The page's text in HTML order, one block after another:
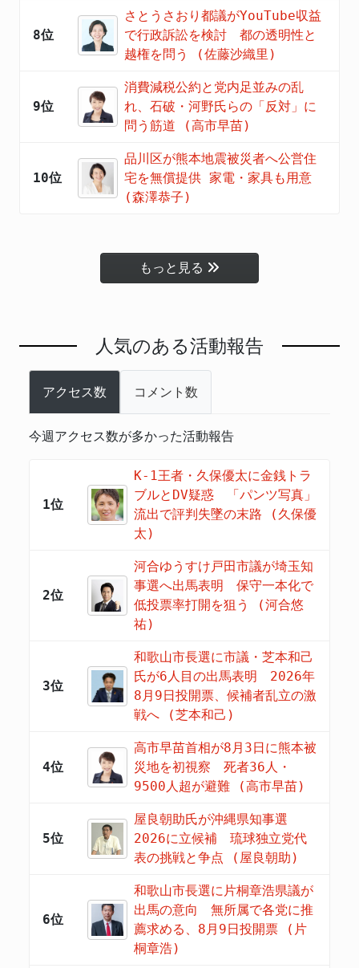
8位
さとうさおり都議がYouTube収益
で行政訴訟を検討 都の透明性と
越権を問う (佐藤沙織里)
9位
消費減税公約と党内足並みの乱
れ、石破・河野氏らの「反対」に
問う筋道 (高市早苗)
10位
品川区が熊本地震被災者へ公営住
宅を無償提供 家電・家具も用意
(森澤恭子)
もっと見る
人気のある活動報告
アクセス数 コメント数
今週アクセス数が多かった活動報告
1位
K-1王者・久保優太に金銭トラ
ブルとDV疑惑 「パンツ写真」
流出で評判失墜の末路 (久保優
太)
2位
河合ゆうすけ戸田市議が埼玉知
事選へ出馬表明 保守一本化で
低投票率打開を狙う (河合悠
祐)
3位
和歌山市長選に市議・芝本和己
氏が6人目の出馬表明 2026年
8月9日投開票、候補者乱立の激
戦へ (芝本和己)
4位
高市早苗首相が8月3日に熊本被
災地を初視察 死者36人・
9500人超が避難 (高市早苗)
5位
屋良朝助氏が沖縄県知事選
2026に立候補 琉球独立党代
表の挑戦と争点 (屋良朝助)
6位
和歌山市長選に片桐章浩県議が
出馬の意向 無所属で各党に推
薦求める、8月9日投開票 (片
桐章浩)